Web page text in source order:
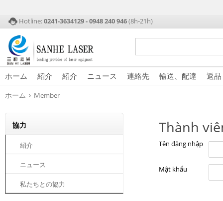
Hotline:0241-3634129 - 0948 240 946(8h-21h)
ホーム 紹介 紹介 ニュース 連絡先 輸送、配達 返品
ホーム › Member
協力
紹介
ニュース
私たちとの協力
Thành
Tên đăng nhập
Mật khẩu